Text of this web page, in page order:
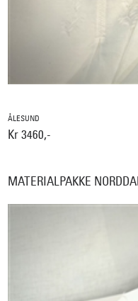
ÅLESUND
Kr 3460,-
MATERIALPAKKE